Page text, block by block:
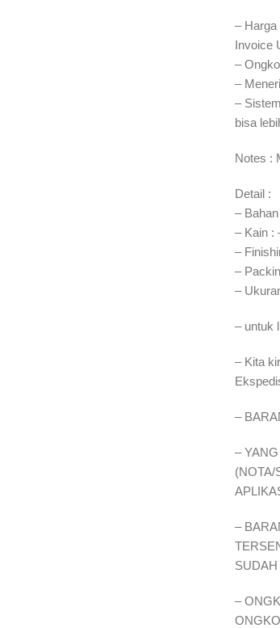
– Harga
Invoice
–
–
–
bisa
Notes :
Detail :
–
– Kain :
–
–
–
– untuk
– Kita
–
–
(NOTA/
–
–